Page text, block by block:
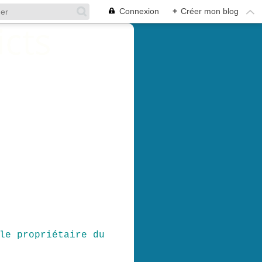
Connexion + Créer mon blog
propriétaire du